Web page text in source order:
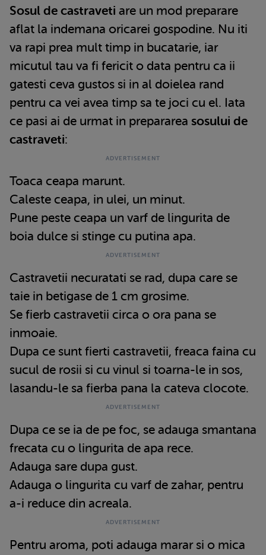
Sosul de castraveti are un mod preparare
aflat la indemana oricarei gospodine. Nu iti
va rapi prea mult timp in bucatarie, iar
micutul tau va fi fericit o data pentru ca ii
gatesti ceva gustos si in al doielea rand
pentru ca vei avea timp sa te joci cu el. Iata
ce pasi ai de urmat in prepararea sosului de
castraveti:
Toaca ceapa marunt.
Caleste ceapa, in ulei, un minut.
Pune peste ceapa un varf de lingurita de
boia dulce si stinge cu putina apa.
Castravetii necuratati se rad, dupa care se
taie in betigase de 1 cm grosime.
Se fierb castravetii circa o ora pana se
inmoaie.
Dupa ce sunt fierti castravetii, freaca faina cu
sucul de rosii si cu vinul si toarna-le in sos,
lasandu-le sa fierba pana la cateva clocote.
Dupa ce se ia de pe foc, se adauga smantana
frecata cu o lingurita de apa rece.
Adauga sare dupa gust.
Adauga o lingurita cu varf de zahar, pentru
a-i reduce din acreala.
Pentru aroma, poti adauga marar si o mica